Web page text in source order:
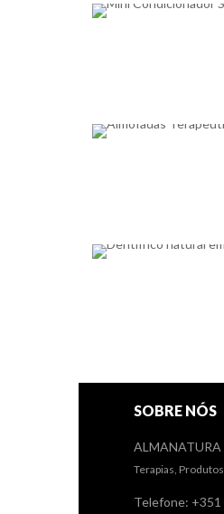
SOBRE NÓS
ALMANATURA
Terapias,
Telefone: +351